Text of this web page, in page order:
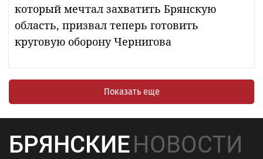
который мечтал захватить Брянскую
область, призвал теперь готовить
круговую оборону Чернигова
Показать еще
БРЯНСКИЕНОВОСТИ